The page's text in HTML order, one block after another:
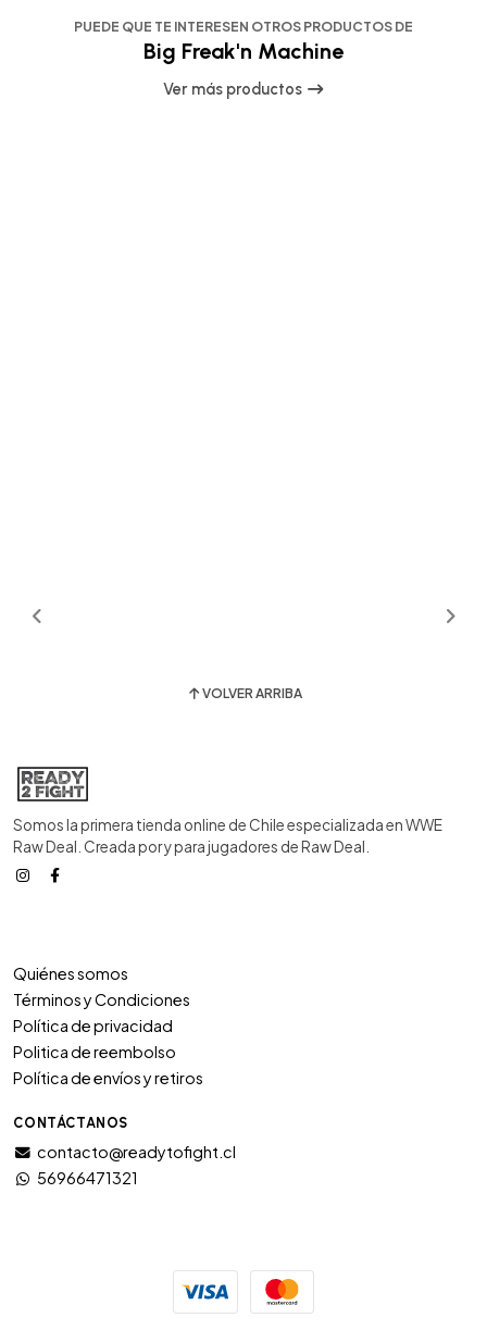
PUEDE QUE TE INTERESEN OTROS PRODUCTOS DE
Big Freak'n Machine
Ver más productos
VOLVER ARRIBA
Somos la primera tienda online de Chile especializada en WWE
Raw Deal. Creada por y para jugadores de Raw Deal.
Quiénes somos
Términos y Condiciones
Política de privacidad
Politica de reembolso
Política de envíos y retiros
CONTÁCTANOS
contacto@readytofight.cl
56966471321